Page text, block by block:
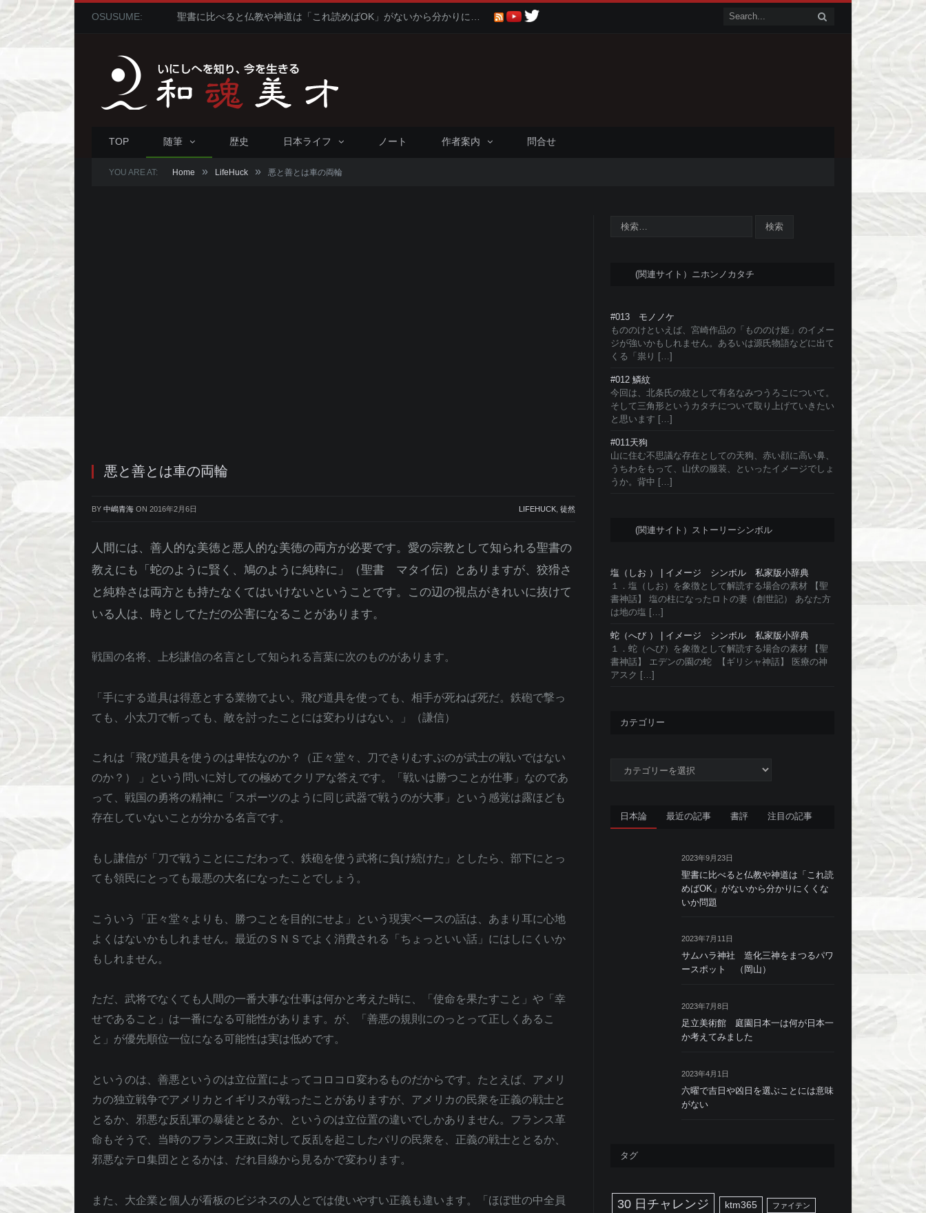
OSUSUME: 聖書に比べると仏教や神道は「これ読めばOK」がないから分かりにくくないか問題
TOP 随筆 歴史 日本ライフ ノート 作者案内 問合せ
YOU ARE AT: Home » LifeHuck » 悪と善とは車の両輪
悪と善とは車の両輪
BY 中嶋青海 ON 2016年2月6日 LIFEHUCK 徒然
人間には、善人的な美徳と悪人的な美徳の両方が必要です。愛の宗教として知られる聖書の
教えにも「蛇のように賢く、鳩のように純粋に」（聖書 マタイ伝）とありますが、狡猾さ
と純粋さは両方とも持たなくてはいけないということです。この辺の視点がきれいに抜けて
いる人は、時としてただの公害になることがあります。
戦国の名将、上杉謙信の名言として知られる言葉に次のものがあります。
「手にする道具は得意とする業物でよい。飛び道具を使っても、相手が死ねば死だ。鉄砲で撃っ
ても、小太刀で斬っても、敵を討ったことには変わりはない。」（謙信）
これは「飛び道具を使うのは卑怯なのか？（正々堂々、刀できりむすぶのが武士の戦いではない
のか？） 」という問いに対しての極めてクリアな答えです。「戦いは勝つことが仕事」なのであ
って、戦国の勇将の精神に「スポーツのように同じ武器で戦うのが大事」という感覚は露ほども
存在していないことが分かる名言です。
もし謙信が「刀で戦うことにこだわって、鉄砲を使う武将に負け続けた」としたら、部下にとっ
ても領民にとっても最悪の大名になったことでしょう。
こういう「正々堂々よりも、勝つことを目的にせよ」という現実ベースの話は、あまり耳に心地
よくはないかもしれません。最近のＳＮＳでよく消費される「ちょっといい話」にはしにくいか
もしれません。
ただ、武将でなくても人間の一番大事な仕事は何かと考えた時に、「使命を果たすこと」や「幸
せであること」は一番になる可能性があります。が、「善悪の規則にのっとって正しくあるこ
と」が優先順位一位になる可能性は実は低めです。
というのは、善悪というのは立位置によってコロコロ変わるものだからです。たとえば、アメリ
カの独立戦争でアメリカとイギリスが戦ったことがありますが、アメリカの民衆を正義の戦士と
とるか、邪悪な反乱軍の暴徒ととるか、というのは立位置の違いでしかありません。フランス革
命もそうで、当時のフランス王政に対して反乱を起こしたパリの民衆を、正義の戦士ととるか、
邪悪なテロ集団ととるかは、だれ目線から見るかで変わります。
また、大企業と個人が看板のビジネスの人とでは使いやすい正義も違います。「ほぼ世の中全員
(関連サイト）ニホンノカタチ
#013 モノノケ
もののけといえば、宮崎作品の「もののけ姫」のイメー
ジが強いかもしれません。あるいは源氏物語などに出て
くる「祟り […]
#012 鱗紋
今回は、北条氏の紋として有名なみつうろこについて。
そして三角形というカタチについて取り上げていきたい
と思います […]
#011天狗
山に住む不思議な存在としての天狗、赤い顔に高い鼻、
うちわをもって、山伏の服装、といったイメージでしょ
うか。背中 […]
(関連サイト）ストーリーシンボル
塩（しお ） | イメージ シンボル 私家版小辞典
１．塩（しお）を象徴として解読する場合の素材 【聖
書神話】 塩の柱になったロトの妻（創世記） あなた方
は地の塩 […]
蛇（へび ） | イメージ シンボル 私家版小辞典
１．蛇（へび）を象徴として解読する場合の素材 【聖
書神話】 エデンの園の蛇 【ギリシャ神話】 医療の神
アスク […]
カテゴリー
日本論 最近の記事 書評 注目の記事
2023年9月23日
聖書に比べると仏教や神道は「これ読
めばOK」がないから分かりにくくな
いか問題
2023年7月11日
サムハラ神社 造化三神をまつるパワ
ースポット （岡山）
2023年7月8日
足立美術館 庭園日本一は何が日本一
か考えてみました
2023年4月1日
六曜で吉日や凶日を選ぶことには意味
がない
タグ
30 日チャレンジ ktm365 ファイテン